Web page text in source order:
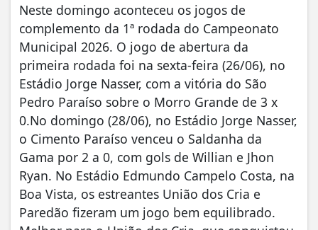
Neste domingo aconteceu os jogos de
complemento da 1ª rodada do Campeonato
Municipal 2026. O jogo de abertura da
primeira rodada foi na sexta-feira (26/06), no
Estádio Jorge Nasser, com a vitória do São
Pedro Paraíso sobre o Morro Grande de 3 x
0.No domingo (28/06), no Estádio Jorge Nasser,
o Cimento Paraíso venceu o Saldanha da
Gama por 2 a 0, com gols de Willian e Jhon
Ryan. No Estádio Edmundo Campelo Costa, na
Boa Vista, os estreantes União dos Cria e
Paredão fizeram um jogo bem equilibrado.